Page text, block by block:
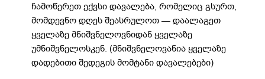
ჩამოწერეთ ექვსი დავალება, რომელიც გსურთ,
მომდევნო დღეს შეასრულოთ — დაალაგეთ
ყველაზე მნიშვნელოვნიდან ყველაზე
უმნიშვნელოსკენ. (მნიშვნელოვანია ყველაზე
დადებითი შედეგის მომტანი დავალებები)